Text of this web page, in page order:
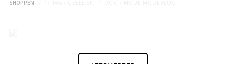
SHOPPEN